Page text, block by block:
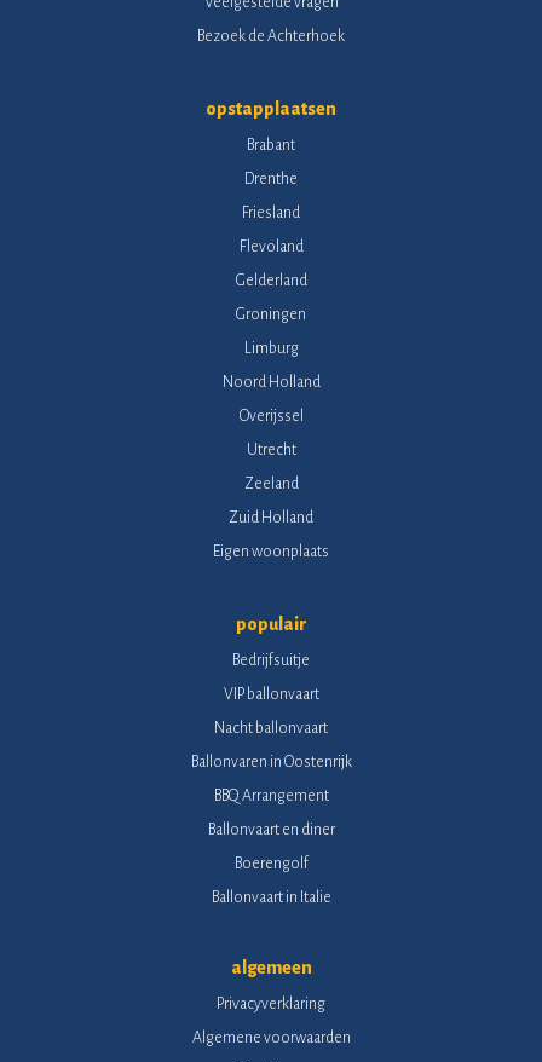
Bezoek de Achterhoek
opstapplaatsen
Brabant
Drenthe
Friesland
Flevoland
Gelderland
Groningen
Limburg
Noord Holland
Overijssel
Utrecht
Zeeland
Zuid Holland
Eigen woonplaats
populair
Bedrijfsuitje
VIP ballonvaart
Nacht ballonvaart
Ballonvaren in Oostenrijk
BBQ Arrangement
Ballonvaart en diner
Boerengolf
Ballonvaart in Italie
algemeen
Privacyverklaring
Algemene voorwaarden